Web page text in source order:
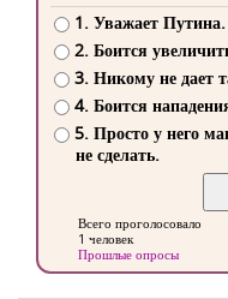
1. Уважает Путина.
2. Боится
3. Никому не дает
4. Боится
5. Просто у него
не сделать.
Всего проголосовало
1 человек
Прошлые опросы